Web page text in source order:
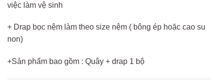
việc làm vệ sinh
+ Drap bọc nệm làm theo size nệm ( bông ép hoặc cao su
non)
+Sản phẩm bao gồm : Quây + drap 1 bộ